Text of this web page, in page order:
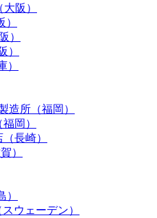
阪）
）
）
）
造所（福岡）
岡）
長崎）
）
）
ウェーデン）